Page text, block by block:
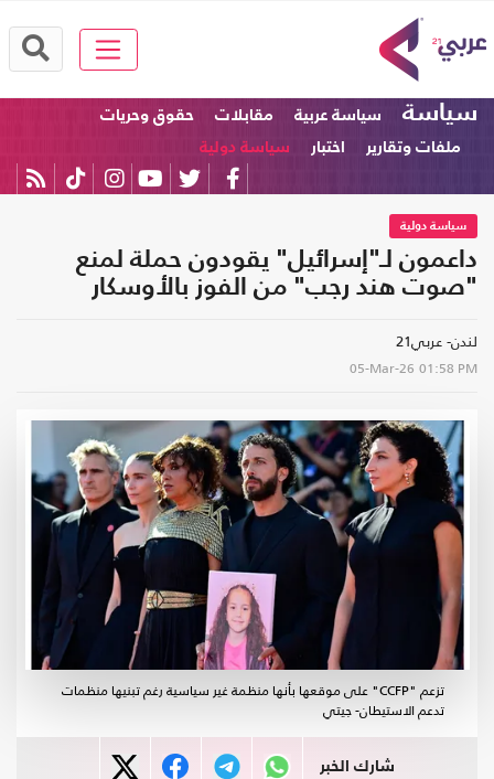
سياسة سياسة عربية مقابلات
حقوق وحريات
ملفات وتقارير
اختبار سياسة دولية
سياسة دولية
داعمون لـ"إسرائيل" يقودون حملة لمنع
"صوت هند رجب" من الفوز بالأوسكار
لندن- عربي21
05-Mar-26 01:58 PM
تزعم "CCFP" على موقعها بأنها منظمة غير سياسية رغم تبنيها منظمات
تدعم الاستيطان- جيتي
شارك الخبر